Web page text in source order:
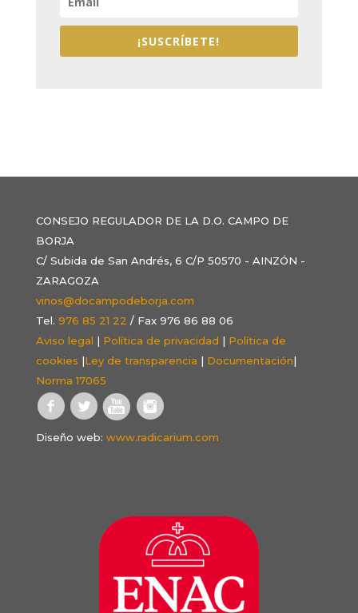
¡SUSCRÍBETE!
CONSEJO REGULADOR DE LA D.O. CAMPO DE
BORJA
C/ Subida de San Andrés, 6 C/P 50570 - AINZÓN -
ZARAGOZA
vinos@docampodeborja.com
Tel. 976 85 21 22 / Fax 976 86 88 06
Aviso legal | Política de privacidad | Política de
cookies |Ley de transparencia | Documentación|
Norma 17065
Diseño web: www.radicarium.com